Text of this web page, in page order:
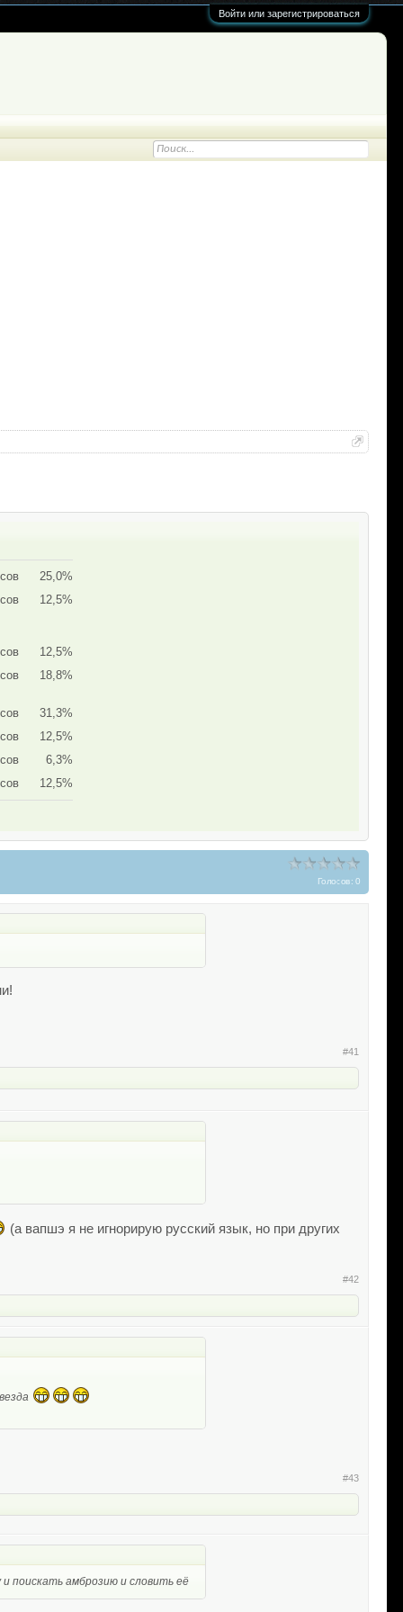
Войти или зарегистрироваться
25,0%
12,5%
12,5%
18,8%
31,3%
12,5%
6,3%
12,5%
Голосов: 0
#41
(а вапшэ я не игнорирую русский язык, но при других
#42
#43
поискать амброзию и словить её